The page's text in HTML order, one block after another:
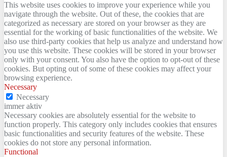
This website uses cookies to improve your experience while you
navigate through the website. Out of these, the cookies that are
categorized as necessary are stored on your browser as they are
essential for the working of basic functionalities of the website. We
also use third-party cookies that help us analyze and understand how
you use this website. These cookies will be stored in your browser
only with your consent. You also have the option to opt-out of these
cookies. But opting out of some of these cookies may affect your
browsing experience.
Necessary
Necessary
immer aktiv
Necessary cookies are absolutely essential for the website to
function properly. This category only includes cookies that ensures
basic functionalities and security features of the website. These
cookies do not store any personal information.
Functional